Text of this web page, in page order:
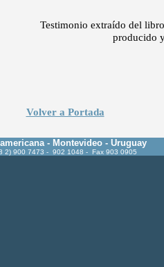
Testimonio extraído del
producido
Volver a Portada
- Montevideo - Uruguay
2) 900 7473 - 902 1048 - Fax 903 0905